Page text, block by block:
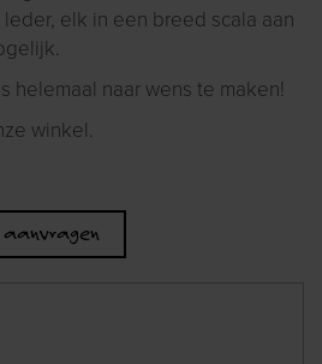
elk in een breed scala aan
helemaal naar wens te maken!
winkel.